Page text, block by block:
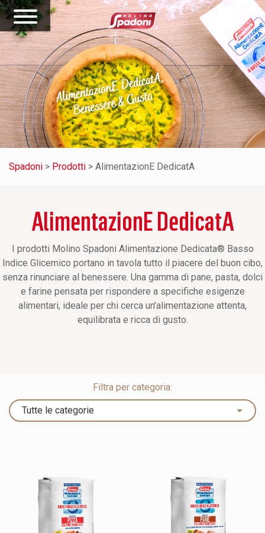
Spadoni > Prodotti > AlimentazionE DedicatA
AlimentazionE DedicatA
I prodotti Molino Spadoni Alimentazione Dedicata® Basso
Indice Glicemico portano in tavola tutto il piacere del buon cibo,
senza rinunciare al benessere. Una gamma di pane, pasta, dolci
e farine pensata per rispondere a specifiche esigenze
alimentari, ideale per chi cerca un’alimentazione attenta,
equilibrata e ricca di gusto.
Filtra per categoria: